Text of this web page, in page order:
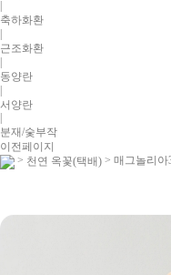
축하화환
근조화환
|
동양란
|
서양란
분재/숯부작
이전페이지
> 천연 옥꽃(택배) > 매그놀리